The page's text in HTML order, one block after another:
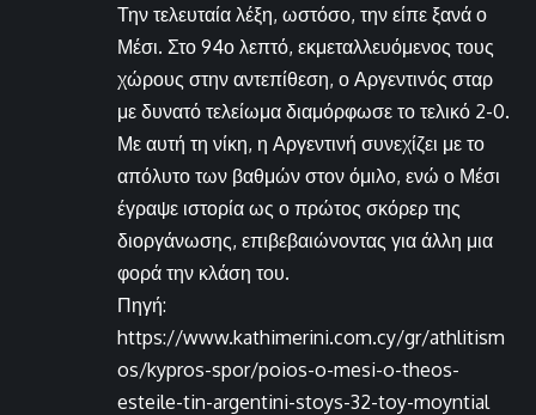
Την τελευταία λέξη, ωστόσο, την είπε ξανά ο
Μέσι. Στο 94ο λεπτό, εκμεταλλευόμενος τους
χώρους στην αντεπίθεση, ο Αργεντινός σταρ
με δυνατό τελείωμα διαμόρφωσε το τελικό 2-0.
Με αυτή τη νίκη, η Αργεντινή συνεχίζει με το
απόλυτο των βαθμών στον όμιλο, ενώ ο Μέσι
έγραψε ιστορία ως ο πρώτος σκόρερ της
διοργάνωσης, επιβεβαιώνοντας για άλλη μια
φορά την κλάση του.
Πηγή:
https://www.kathimerini.com.cy/gr/athlitism
os/kypros-spor/poios-o-mesi-o-theos-
esteile-tin-argentini-stoys-32-toy-moyntial